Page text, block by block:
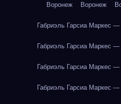
Воронеж Воронеж
Габриэль Гарсиа Маркес
Габриэль Гарсиа Маркес
Габриэль Гарсиа Маркес
Габриэль Гарсиа Маркес